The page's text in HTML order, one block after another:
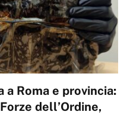
Roma e provincia:
dell’Ordine,